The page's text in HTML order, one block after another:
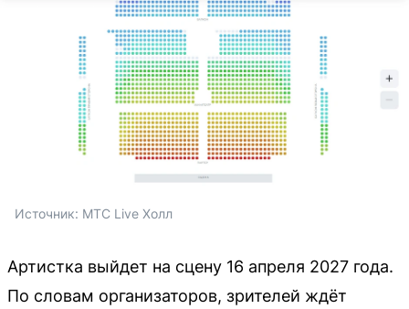
Источник: МТС Live Холл
Артистка выйдет на сцену 16 апреля 2027 года.
По словам организаторов, зрителей ждёт